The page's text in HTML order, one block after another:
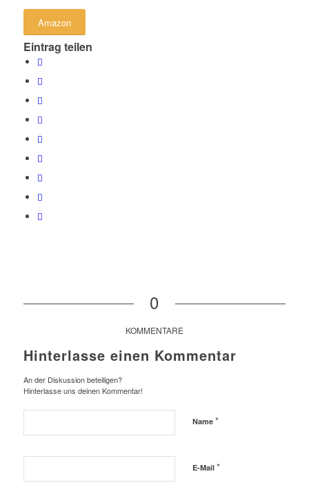
Amazon
Eintrag teilen
0
KOMMENTARE
Hinterlasse einen Kommentar
An der Diskussion beteiligen?
Hinterlasse uns deinen Kommentar!
Name *
E-Mail *